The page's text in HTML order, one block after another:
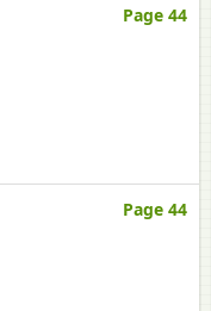
Page 44
Page 44